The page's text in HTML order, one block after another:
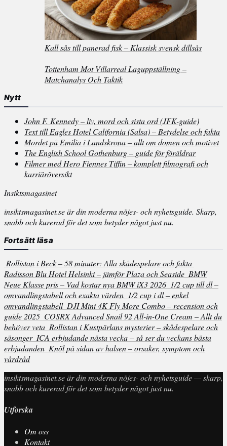
Kall sås till panerad fisk – Klassisk svensk dillsås
Tottenham Mot Villarreal Laguppställning –
Matchanalys Och Taktik
Nytt
John F. Kennedy – liv, mord och sista ord (JFK-guide)
Text till Eagles Hotel California (Salsa) – Betydelse och fakta
Mordet på Emilia i Landskrona – allt om domen och motivet
The English School Gothenburg – guide för föräldrar
Filmer med Hero Fiennes Tiffin – komplett filmografi och
karriäröversikt
Insiktsmagasinet
insiktsmagasinet.se är din moderna nöjes- och nyhetsguide. Skarp,
snabb och kurerad för det som betyder något just nu.
Fortsätt läsa
Rollistan i Beck – 58 minuter: Alla skådespelare och fakta
Radisson Blu Hotel Helsinki – jämför Plaza och Seaside BMW
Neue Klasse pris – Vad kostar nya BMW iX3 2026 1/2 cup till dl –
omvandlingstabell och exakta värden 1/2 cup i dl – enkel
omvandlingstabell DJI Mini 4K Fly More Combo – recension och
guide 2025 COSRX Advanced Snail 92 All-in-One Cream – Allt du
behöver veta Rollistan i Kustpärlans mysterier – skådespelare och
säsonger ICA erbjudande nästa vecka – så ser du veckans bästa
erbjudanden Knöl på sidan av halsen – orsaker, symptom och
vårdråd
insiktsmagasinet.se är din moderna nöjes- och nyhetsguide — skarp,
snabb och kurerad för det som betyder något just nu.
Utforska
Om oss
Kontakt